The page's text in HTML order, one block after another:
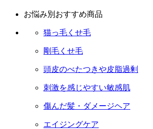
お悩み別おすすめ商品
猫っ毛くせ毛
剛毛くせ毛
頭皮のべたつきや皮脂過剰
刺激を感じやすい敏感肌
傷んだ髪・ダメージヘア
エイジングケア